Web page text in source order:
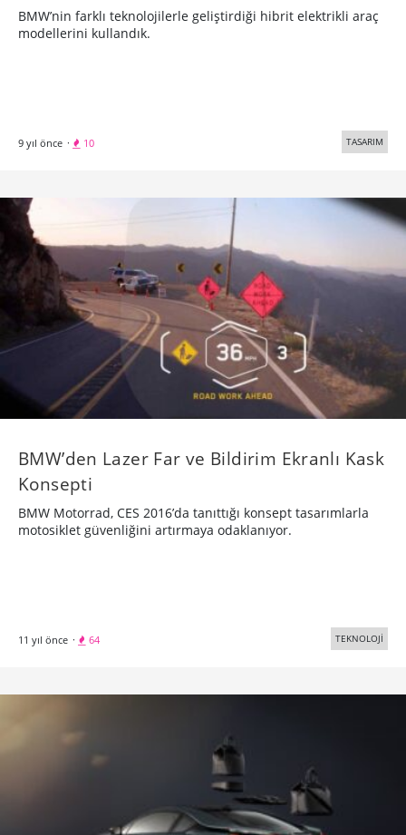
BMW’nin farklı teknolojilerle geliştirdiği hibrit elektrikli araç
modellerini kullandık.
9 yıl önce · 10 TASARIM
BMW’den Lazer Far ve Bildirim Ekranlı Kask
Konsepti
BMW Motorrad, CES 2016’da tanıttığı konsept tasarımlarla
motosiklet güvenliğini artırmaya odaklanıyor.
11 yıl önce · 64 TEKNOLOJİ